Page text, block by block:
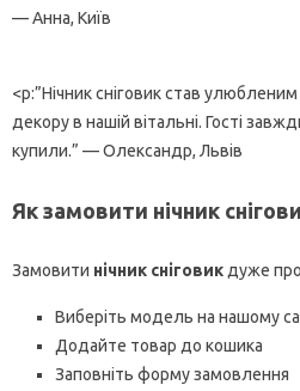
— Анна, Київ
<p:”Нічник сніговик став
декору в нашій вітальні. Гості
купили.” — Олександр, Львів
Як замовити нічник
Замовити нічник сніговик дуже
Виберіть модель на нашому
Додайте товар до кошика
Заповніть форму замовлення